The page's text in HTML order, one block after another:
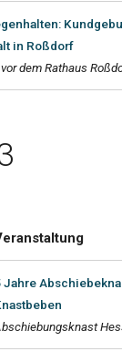
in Roßdorf
dem Rathaus
Jahre